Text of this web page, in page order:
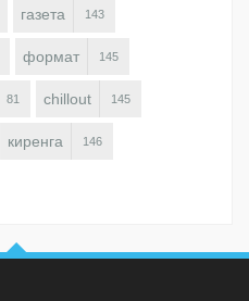
газета 143
формат 145
81 chillout 145
киренга 146